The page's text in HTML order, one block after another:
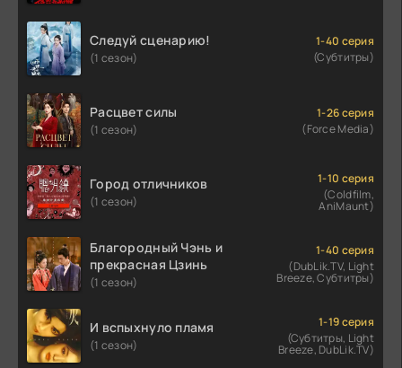
Следуй сценарию!
(1 сезон)
1-40 серия
(Субтитры)
Расцвет силы
(1 сезон)
1-26 серия
(Force Media)
Город отличников
(1 сезон)
1-10 серия
(Coldfilm,
AniMaunt)
Благородный Чэнь и
прекрасная Цзинь
(1 сезон)
1-40 серия
(DubLik.TV, Light
Breeze, Субтитры)
И вспыхнуло пламя
(1 сезон)
1-19 серия
(Субтитры, Light
Breeze, DubLik.TV)